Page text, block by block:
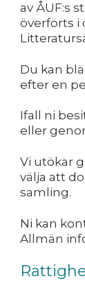
av ÅUF:s
överförts i
Du kan
efter en
Ifall ni
eller
Vi utökar
välja att
samling.
Ni kan
Allmän